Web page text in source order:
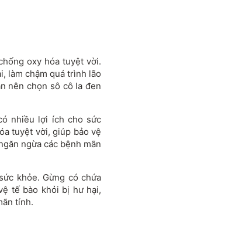
oxy hóa tuyệt vời.
làm chậm quá trình lão
nên chọn sô cô la đen
nhiều lợi ích cho sức
tuyệt vời, giúp bảo vệ
ngừa các bệnh mãn
khỏe. Gừng có chứa
tế bào khỏi bị hư hại,
tính.